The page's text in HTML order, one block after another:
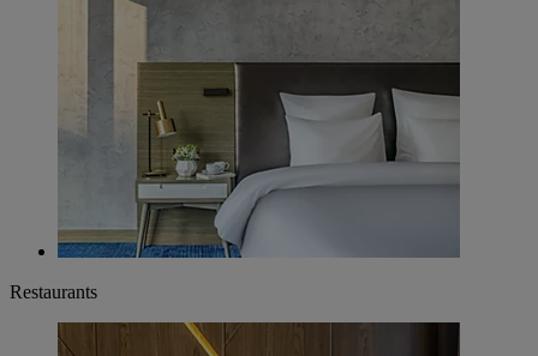
Restaurants